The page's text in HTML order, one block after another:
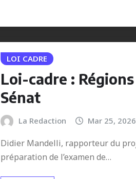
LOI CADRE
Loi-cadre :
Sénat
La Redaction Mar 25, 2026
Didier Mandelli, rapporteur du
préparation de l’examen de…